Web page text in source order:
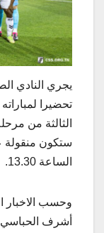
يجري النادي
تحضيرا
الثالثة من
ستكون منقولة
الساعة 13.30.
وحسب الاخبار
أشرف